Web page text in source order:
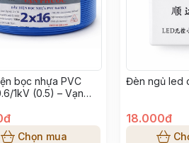
bọc nhựa PVC
1kV (0.5) – Vạn
Chọn mua
Đèn ngủ led
18.000đ